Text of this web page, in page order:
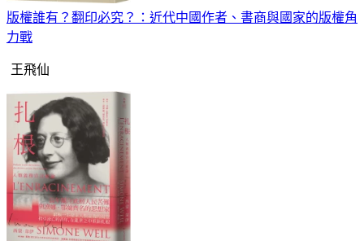
版權誰有？翻印必究？：近代中國作者、書商與國家的版權角
力戰
王飛仙